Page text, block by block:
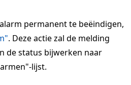
permanent te beëindigen,
. Deze actie zal de melding
de status bijwerken naar
lijst.